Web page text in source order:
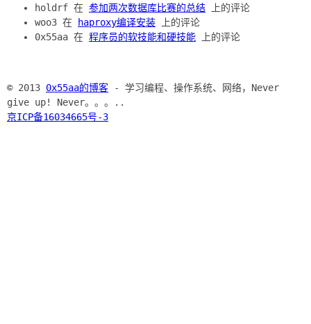
holdrf 在 参加两次数据库比赛的总结 上的评论
woo3 在
haproxy编译安装 上的评论
0x55aa 在 程序员的软技能和硬技能 上的评论
© 2013 0x55aa的博客 - 学习编程、操作系统、网络，Never
give up! Never。。。..
京ICP备16034665号-3